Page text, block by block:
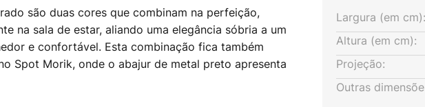
são duas cores que combinam na perfeição,
na sala de estar, aliando uma elegância sóbria a um
e confortável. Esta combinação fica também
Spot Morik, onde o abajur de metal preto apresenta
e emana uma luz correspondentemente
Largura (em cm):
Altura (em cm):
Projeção:
Outras